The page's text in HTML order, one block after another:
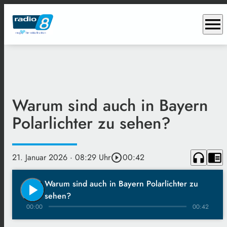
menu
Warum sind auch in Bayern
Polarlichter zu sehen?
21. Januar 2026 · 08:29 Uhrplay_circle_outline00:42 headphones chrome_reader_mode
play_arrow
Warum sind auch in Bayern Polarlichter zu
sehen?
00:00 00:42